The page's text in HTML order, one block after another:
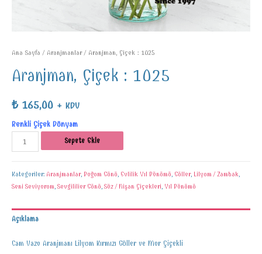
Ana Sayfa / Aranjmanlar/ Aranjman, Çiçek : 1025
Aranjman, Çiçek : 1025
₺165,00 + KDV
Renkli Çiçek Dünyam
Sepete Ekle
Kategoriler: Aranjmanlar, Doğum Günü, Evlilik Yıl Dönümü, Güller, Lilyum / Zambak,
Seni Seviyorum, Sevgililier Günü, Söz / Nişan Çiçekleri, Yıl Dönümü
Açıklama
Cam Vazo Aranjmanı Lilyum Kırmızı Güller ve Mor Çiçekli